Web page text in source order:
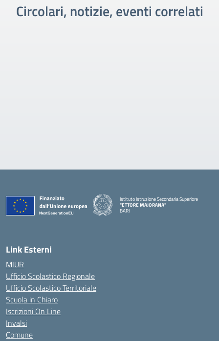
Circolari, notizie, eventi correlati
Istituto Istruzione Secondaria Superiore
"ETTORE MAJORANA"
BARI
Link Esterni
MIUR
Ufficio Scolastico Regionale
Ufficio Scolastico Territoriale
Scuola in Chiaro
Iscrizioni On Line
Invalsi
Comune